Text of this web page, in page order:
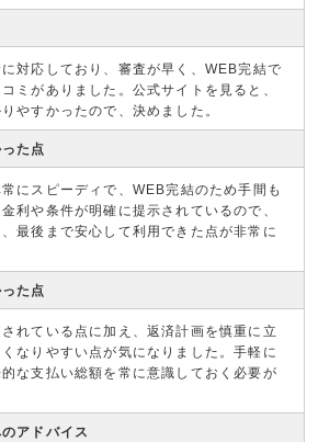
対応しており、審査が早く、WEB完結で
ミがありました。公式サイトを見ると、
やすかったので、決めました。
た点
にスピーディで、WEB完結のため手間も
利や条件が明確に提示されているので、
最後まで安心して利用できた点が非常に
た点
れている点に加え、返済計画を慎重に立
なりやすい点が気になりました。手軽に
な支払い総額を常に意識しておく必要が
アドバイス